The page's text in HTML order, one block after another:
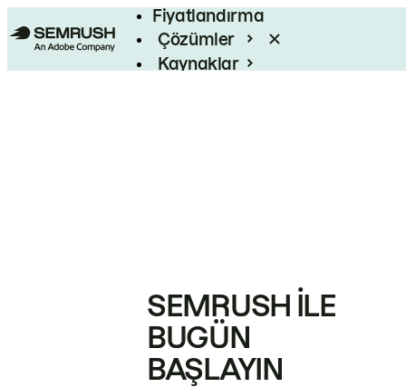
Fiyatlandırma
Çözümler
Kaynaklar
SEMRUSH ILE
BUGÜN
BAŞLAYIN